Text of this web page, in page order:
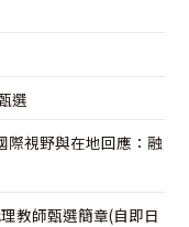
選
際視野與在地回應：融
教師甄選簡章(自即日